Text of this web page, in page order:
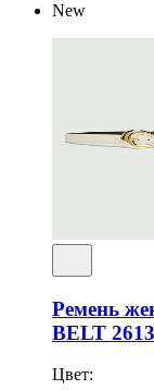
New
Ремень
BELT
Цвет: